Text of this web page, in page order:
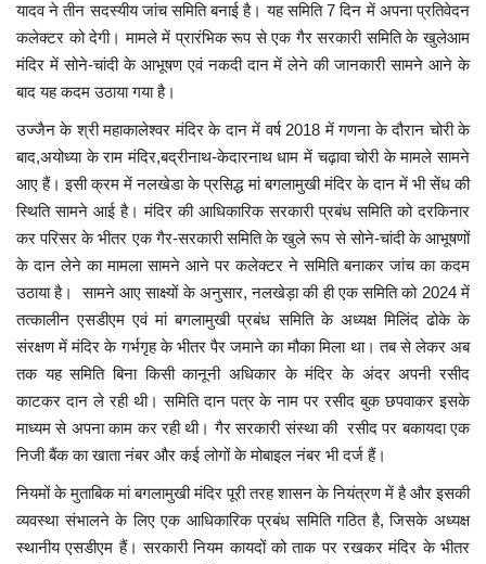
यादव ने तीन सदस्यीय जांच समिति बनाई है। यह समिति 7 दिन में अपना प्रतिवेदन
कलेक्टर को देगी। मामले में प्रारंभिक रूप से एक गैर सरकारी समिति के खुलेआम
मंदिर में सोने-चांदी के आभूषण एवं नकदी दान में लेने की जानकारी सामने आने के
बाद यह कदम उठाया गया है।
उज्जैन के श्री महाकालेश्वर मंदिर के दान में वर्ष 2018 में गणना के दौरान चोरी के
बाद,अयोध्या के राम मंदिर,बद्रीनाथ-केदारनाथ धाम में चढ़ावा चोरी के मामले सामने
आए हैं। इसी क्रम में नलखेडा के प्रसिद्ध मां बगलामुखी मंदिर के दान में भी सेंध की
स्थिति सामने आई है। मंदिर की आधिकारिक सरकारी प्रबंध समिति को दरकिनार
कर परिसर के भीतर एक गैर-सरकारी समिति के खुले रूप से सोने-चांदी के आभूषणों
के दान लेने का मामला सामने आने पर कलेक्टर ने समिति बनाकर जांच का कदम
उठाया है। सामने आए साक्ष्यों के अनुसार, नलखेड़ा की ही एक समिति को 2024 में
तत्कालीन एसडीएम एवं मां बगलामुखी प्रबंध समिति के अध्यक्ष मिलिंद ढोके के
संरक्षण में मंदिर के गर्भगृह के भीतर पैर जमाने का मौका मिला था। तब से लेकर अब
तक यह समिति बिना किसी कानूनी अधिकार के मंदिर के अंदर अपनी रसीद
काटकर दान ले रही थी। समिति दान पत्र के नाम पर रसीद बुक छपवाकर इसके
माध्यम से अपना काम कर रही थी। गैर सरकारी संस्था की रसीद पर बकायदा एक
निजी बैंक का खाता नंबर और कई लोगों के मोबाइल नंबर भी दर्ज हैं।
नियमों के मुताबिक मां बगलामुखी मंदिर पूरी तरह शासन के नियंत्रण में है और इसकी
व्यवस्था संभालने के लिए एक आधिकारिक प्रबंध समिति गठित है, जिसके अध्यक्ष
स्थानीय एसडीएम हैं। सरकारी नियम कायदों को ताक पर रखकर मंदिर के भीतर